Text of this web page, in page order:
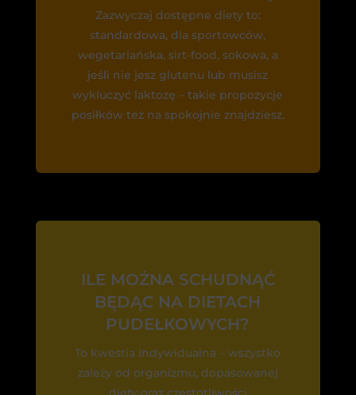
Zazwyczaj dostępne diety to:
standardowa, dla sportowców,
wegetariańska, sirt-food, sokowa, a
jeśli nie jesz glutenu lub musisz
wykluczyć laktozę – takie propozycje
posiłków też na spokojnie znajdziesz.
ILE MOŻNA SCHUDNĄĆ
BĘDĄC NA DIETACH
PUDEŁKOWYCH?
To kwestia indywidualna – wszystko
zależy od organizmu, dopasowanej